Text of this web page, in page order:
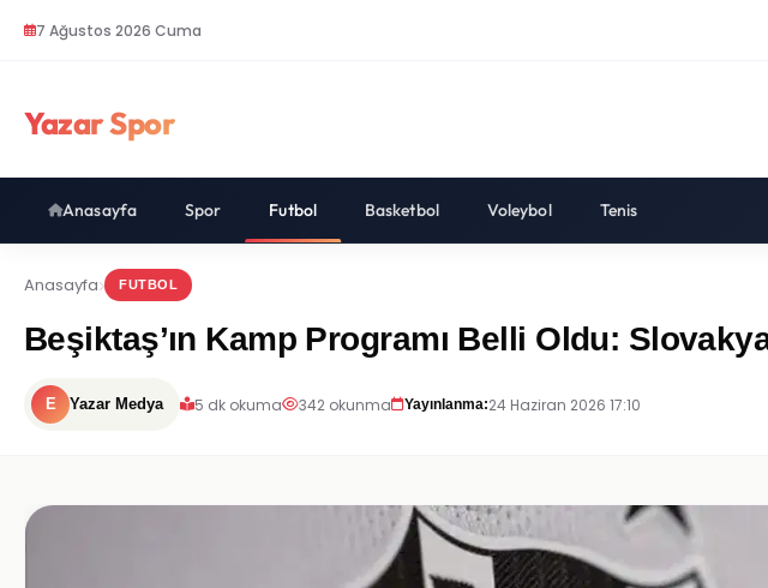
7 Ağustos 2026 Cuma
Yazar Spor
Anasayfa Spor Futbol Basketbol Voleybol Tenis
Anasayfa FUTBOL
Beşiktaş’ın Kamp Programı Belli Oldu:
E Yazar Medya 5 dk okuma 342 okunma Yayınlanma:24 Haziran 2026 17:10